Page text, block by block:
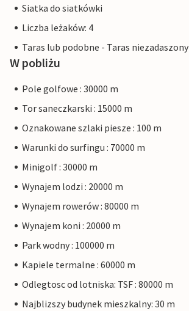
Siatka do siatkówki
Liczba leżaków: 4
Taras lub podobne - Taras niezadaszony
W pobliżu
Pole golfowe : 30000 m
Tor saneczkarski : 15000 m
Oznakowane szlaki piesze : 100 m
Warunki do surfingu : 70000 m
Minigolf : 30000 m
Wynajem lodzi : 20000 m
Wynajem rowerów : 80000 m
Wynajem koni : 20000 m
Park wodny : 100000 m
Kapiele termalne : 60000 m
Odlegtosc od lotniska: TSF : 80000 m
Najblizszy budynek mieszkalny: 30 m